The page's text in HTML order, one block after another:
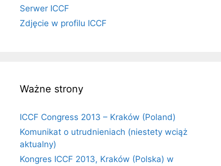
Serwer ICCF
Zdjęcie w profilu ICCF
Ważne strony
ICCF Congress 2013 – Kraków (Poland)
Komunikat o utrudnieniach (niestety wciąż
aktualny)
Kongres ICCF 2013, Kraków (Polska) w